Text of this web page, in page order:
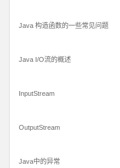
Java 构造函数的一些常见问题
Java I/O流的概述
InputStream
OutputStream
Java中的异常